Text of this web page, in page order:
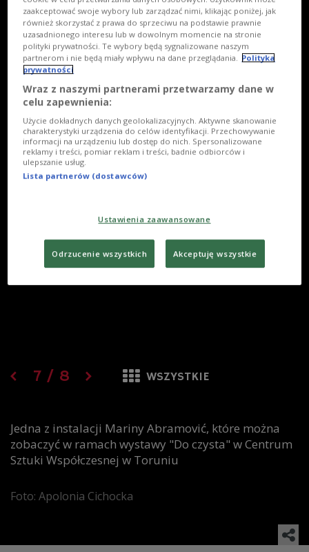
7 / 8 WSZYSTKIE
Jedna z instalacji Mariny Abramović, które można
zobaczyć w ramach wystawy "Do czysta" w Centrum
Sztuki Współczesnej w Toruniu
Foto: Apolonia Cichocka
zaakceptować swoje wybory lub zarządzać nimi, klikając poniżej, jak
również skorzystać z prawa do sprzeciwu na podstawie prawnie
uzasadnionego interesu lub w dowolnym momencie na stronie
polityki prywatności. Te wybory będą sygnalizowane naszym
partnerom i nie będą miały wpływu na dane przeglądania.
Polityka
prywatności
Wraz z naszymi partnerami przetwarzamy dane w
celu zapewnienia:
Użycie dokładnych danych geolokalizacyjnych. Aktywne skanowanie
charakterystyki urządzenia do celów identyfikacji. Przechowywanie
informacji na urządzeniu lub dostęp do nich. Spersonalizowane
reklamy i treści, pomiar reklam i treści, badnie odbiorców i
ulepszanie usług.
Lista partnerów (dostawców)
Ustawienia zaawansowane
Odrzucenie wszystkich Akceptuję wszystkie